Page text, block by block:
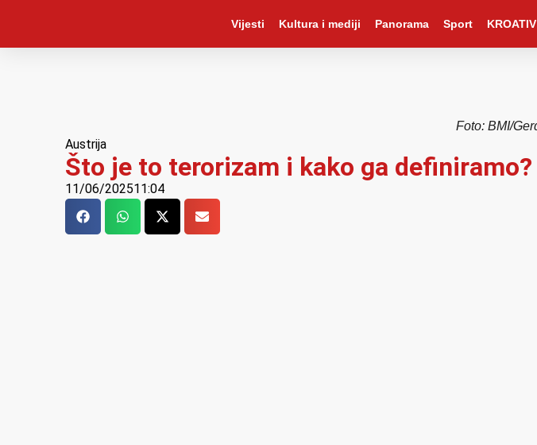
Vijesti Kultura i mediji Panorama Sport
Foto: BMI/
Austrija
Što je to terorizam i kako ga definiramo?
11/06/202511:04